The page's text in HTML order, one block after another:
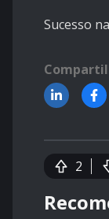
Sucesso
2